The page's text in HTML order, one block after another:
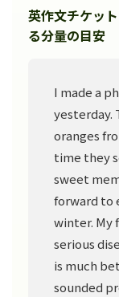
英作文チケッ
る分量の目安
I made a
yesterday.
oranges
time they
sweet
forward to
winter. My
serious
is much
sounded